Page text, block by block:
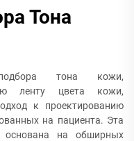
Тона
подбора тона кожи,
ленту цвета кожи,
к проектированию
на пациента. Эта
основана на обширных